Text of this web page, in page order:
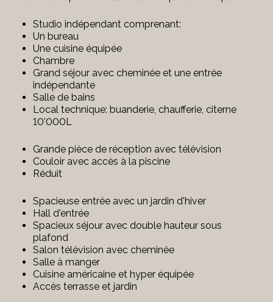
Studio indépendant comprenant:
Un bureau
Une cuisine équipée
Chambre
Grand séjour avec cheminée et une entrée
indépendante
Salle de bains
Local technique: buanderie, chaufferie, citerne
10'000L
Grande pièce de réception avec télévision
Couloir avec accès à la piscine
Réduit
Spacieuse entrée avec un jardin d'hiver
Hall d'entrée
Spacieux séjour avec double hauteur sous
plafond
Salon télévision avec cheminée
Salle à manger
Cuisine américaine et hyper équipée
Accès terrasse et jardin